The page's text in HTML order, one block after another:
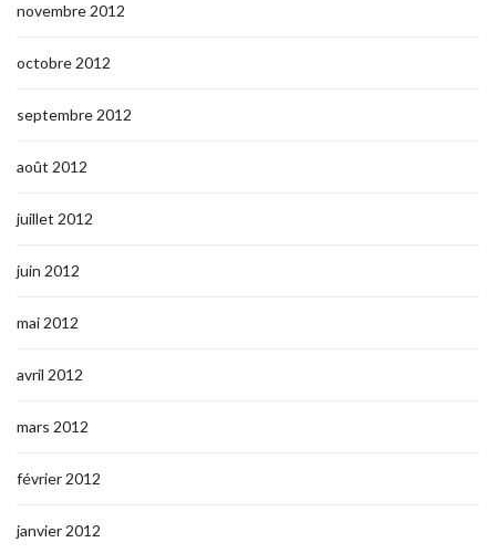
novembre 2012
octobre 2012
septembre 2012
août 2012
juillet 2012
juin 2012
mai 2012
avril 2012
mars 2012
février 2012
janvier 2012